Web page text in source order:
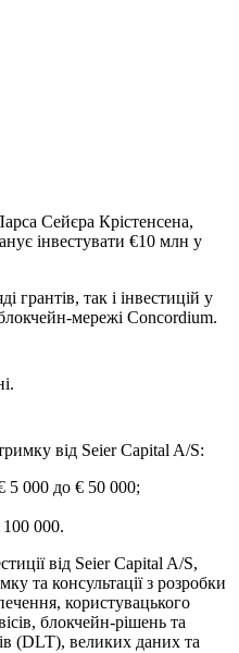
Сейєра Крістенсена,
інвестувати €10 млн у
грантів, так і інвестицій у
мережі Concordium.
від Seier Capital A/S:
5 000 до € 50 000;
100 000.
від Seier Capital A/S,
та консультації з розробки
користувацького
блокчейн-рішень та
(DLT), великих даних та